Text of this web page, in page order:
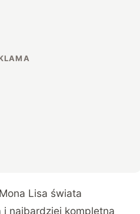
Lisa świata
i najbardziej kompletna